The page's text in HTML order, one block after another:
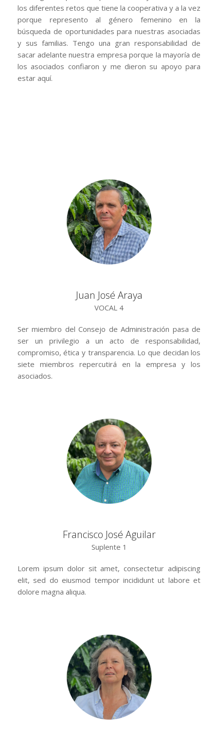
los diferentes retos que tiene la cooperativa y a la vez
porque represento al género femenino en la
búsqueda de oportunidades para nuestras asociadas
y sus familias. Tengo una gran responsabilidad de
sacar adelante nuestra empresa porque la mayoría de
los asociados confiaron y me dieron su apoyo para
estar aquí.
Juan José Araya
VOCAL 4
Ser miembro del Consejo de Administración pasa de
ser un privilegio a un acto de responsabilidad,
compromiso, ética y transparencia. Lo que decidan los
siete miembros repercutirá en la empresa y los
asociados.
Francisco José Aguilar
Suplente 1
Lorem ipsum dolor sit amet, consectetur adipiscing
elit, sed do eiusmod tempor incididunt ut labore et
dolore magna aliqua.